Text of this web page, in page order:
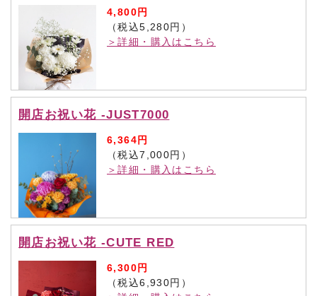
4,800円
（税込5,280円）
＞詳細・購入はこちら
開店お祝い花 -JUST7000
6,364円
（税込7,000円）
＞詳細・購入はこちら
開店お祝い花 -CUTE RED
6,300円
（税込6,930円）